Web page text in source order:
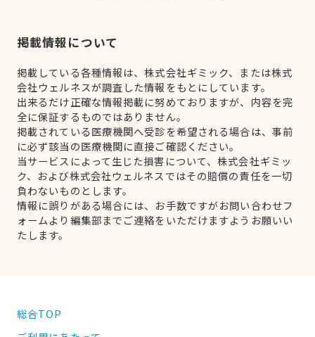
掲載情報について
掲載している各種情報は、株式会社ギミック、または株式
会社ウェルネスが調査した情報をもとにしています。
出来るだけ正確な情報掲載に努めておりますが、内容を完
全に保証するものではありません。
掲載されている医療機関へ受診を希望される場合は、事前
に必ず該当の医療機関に直接ご確認ください。
当サービスによって生じた損害について、株式会社ギミッ
ク、および株式会社ウェルネスではその賠償の責任を一切
負わないものとします。
情報に誤りがある場合には、お手数ですがお問い合わせフ
ォームより編集部までご連絡をいただけますようお願いい
たします。
総合TOP